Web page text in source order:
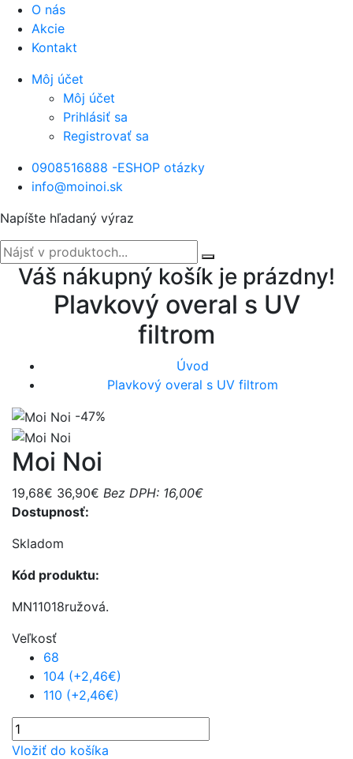
O nás
Akcie
Kontakt
Môj účet
Môj účet
Prihlásiť sa
Registrovať sa
0908516888 -ESHOP otázky
info@moinoi.sk
Napíšte hľadaný výraz
Váš nákupný košík je prázdny!
Plavkový overal s UV
filtrom
Úvod
Plavkový overal s UV filtrom
-47%
Moi Noi
19,68€ 36,90€ Bez DPH: 16,00€
Dostupnosť:
Skladom
Kód produktu:
MN11018ružová.
Veľkosť
68
104 (+2,46€)
110 (+2,46€)
Vložiť do košíka